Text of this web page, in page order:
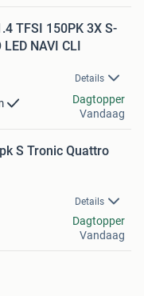
TFSI 150PK 3X S-
LED NAVI CLI
Details
Dagtopper
Vandaag
S Tronic Quattro
Details
Dagtopper
Vandaag